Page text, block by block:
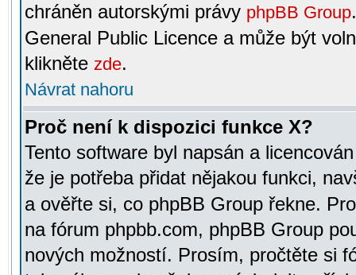
chráněn autorskými právy phpBB Group
General Public Licence a může být
klikněte zde.
Návrat nahoru
Proč není k dispozici funkce X?
Tento software byl napsán a
že je potřeba přidat nějakou funkci,
a ověřte si, co phpBB Group řekne.
na fórum phpbb.com, phpBB Group
nových možností. Prosím, pročtěte si